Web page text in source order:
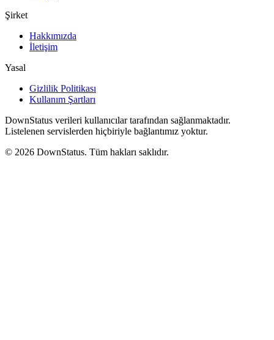
Şirket
Hakkımızda
İletişim
Yasal
Gizlilik Politikası
Kullanım Şartları
DownStatus verileri kullanıcılar tarafından sağlanmaktadır.
Listelenen servislerden hiçbiriyle bağlantımız yoktur.
© 2026 DownStatus. Tüm hakları saklıdır.